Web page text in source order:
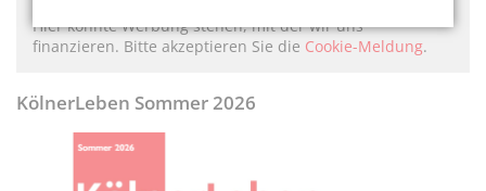
Hier könnte Werbung stehen, mit der wir uns
finanzieren. Bitte akzeptieren Sie die Cookie-Meldung.
KölnerLeben Sommer 2026